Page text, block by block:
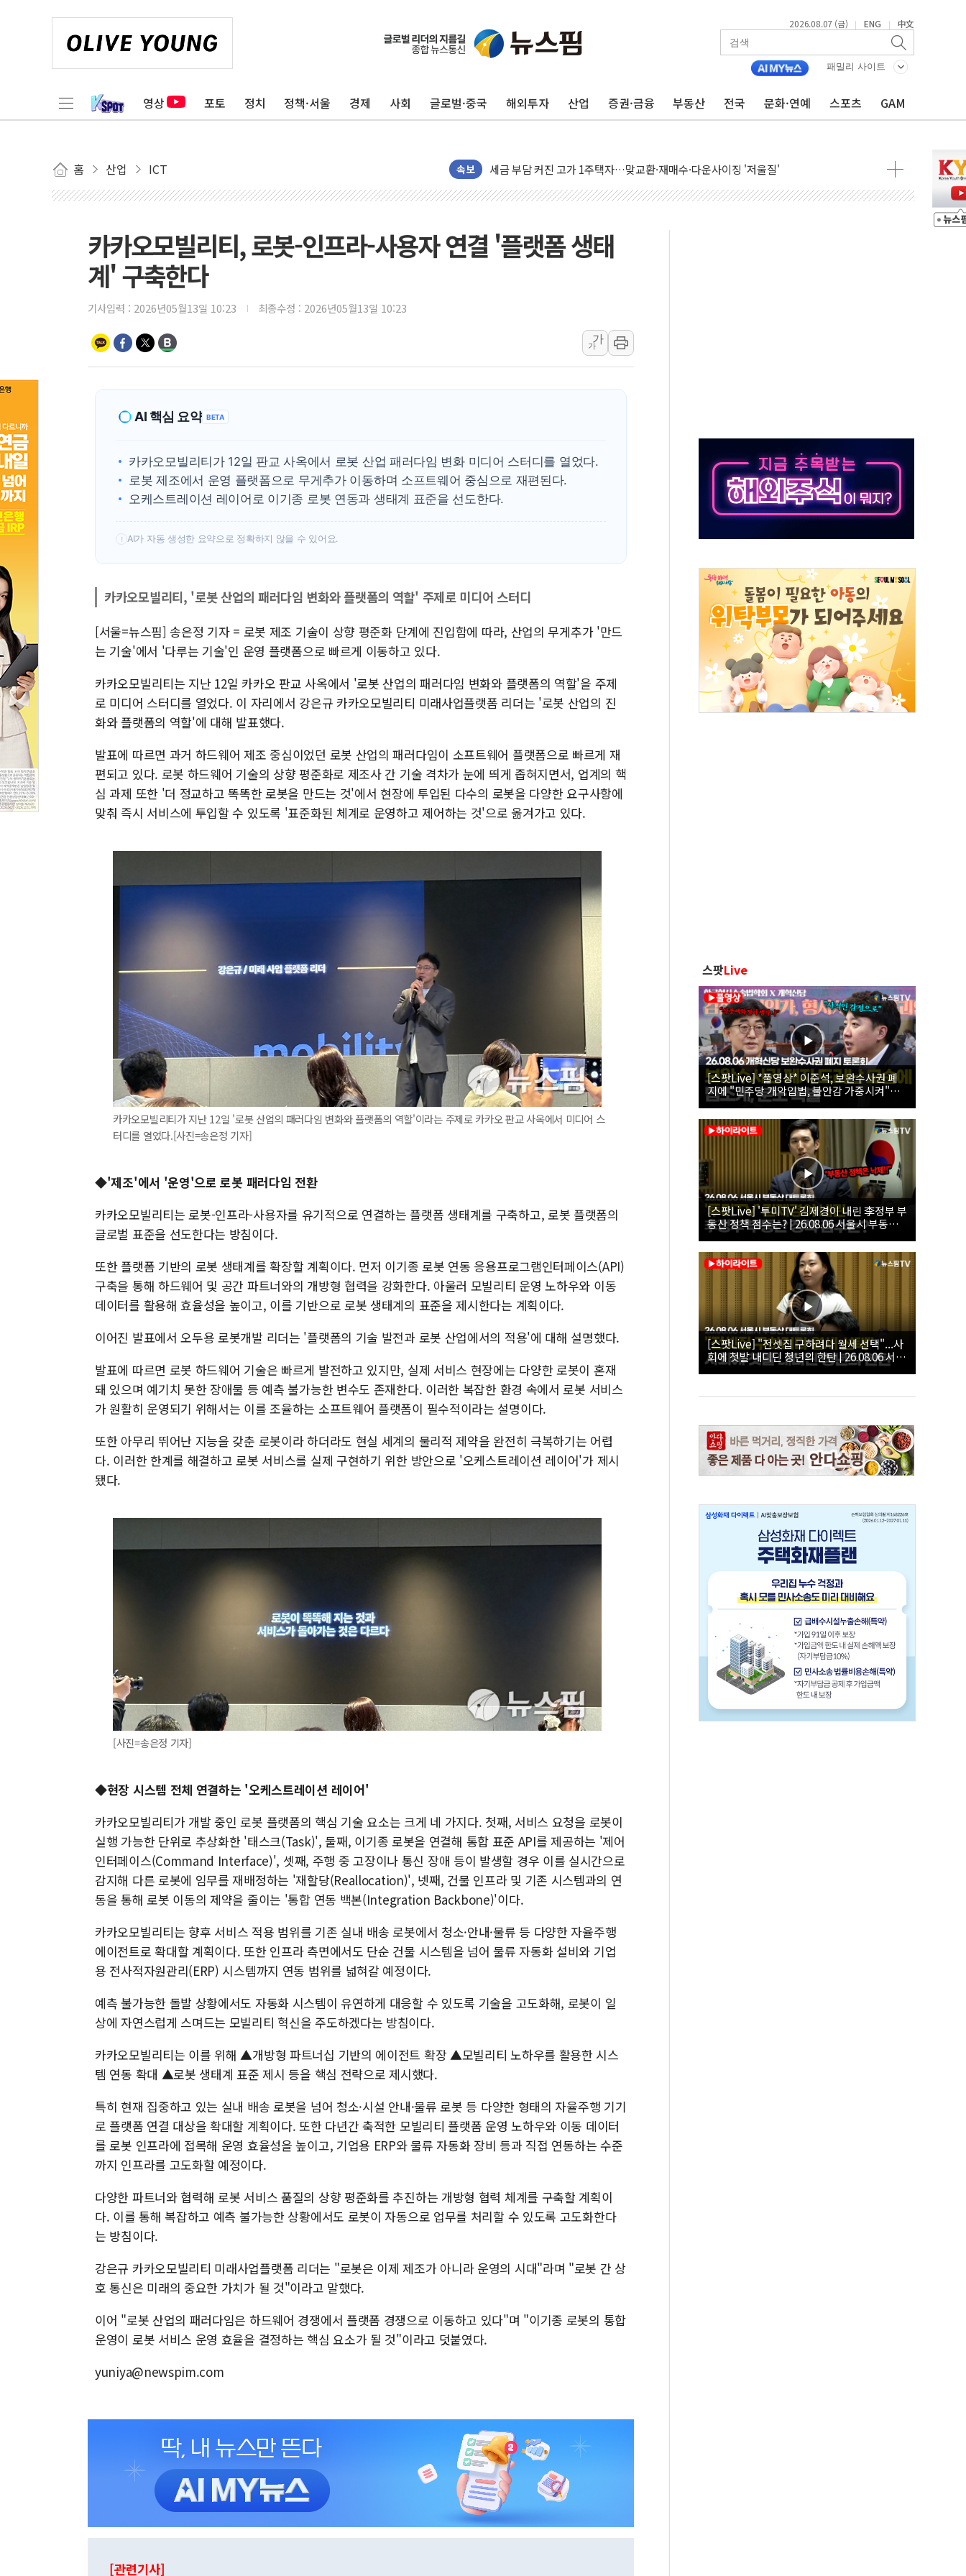
2026.08.07 (금) | ENG | 中文
패밀리 사이트
영상 포토 정치 정책·서울 경제 사회 글로벌·중국 해외투자 산업 증권·금융 부동산 전국 문화·연예 스포츠 GAM
홈 산업 ICT 속보
현대리바트, 원가 개선으로 실적 방어…다음 과제는 '외형 확대'
세금 부담 커진 고가 1주택자…맞교환·재매수·다운사이징 '저울질'
[금/유가] 이란의 호르무즈 해협 통항 제한 검토에 유가 3% 급등…금값 보합
이란, 오만과 호르무즈 해협 재개방 합의 막바지.."美와 직접 협상 없어"
[민주 당권주자 일정] 송영길·정청래·김민석 후보 - 8월 7일
이란, 美·이스라엘 선박 호르무즈 통항 제한 추진…美 "통행 막을 권한 없어"
유럽증시, 견조한 실적 소화하며 대부분 상승… "2분기 기업 순이익 21% 증가" 전망
김정관 장관 "영업이익 N% 성과급 반대…상법·자본시장법 개정 논의"
뉴욕증시 프리뷰, 미 주가선물 AI주 차익실현 속 혼조세...웨스턴디지털·샌디스크↓
청와대, 북한 단거리 탄도미사일 발사에 긴급 안보 점검회의
금값 7주 만에 최고…美 고용 둔화·호르무즈 재개방 기대에 강세
[인도증시] 중동 긴장 완화에 실적 호조까지, 상승...호실적 보고 기업 상승세 뚜렷
카카오모빌리티, 로봇-인프라-사용자 연결 '플랫폼 생태
계' 구축한다
기사입력 : 2026년05월13일 10:23 최종수정 : 2026년05월13일 10:23
가
가
AI 핵심 요약 BETA
카카오모빌리티가 12일 판교 사옥에서 로봇 산업 패러다임 변화 미디어 스터디를 열었다.
로봇 제조에서 운영 플랫폼으로 무게추가 이동하며 소프트웨어 중심으로 재편된다.
오케스트레이션 레이어로 이기종 로봇 연동과 생태계 표준을 선도한다.
! AI가 자동 생성한 요약으로 정확하지 않을 수 있어요.
카카오모빌리티, '로봇 산업의 패러다임 변화와 플랫폼의 역할' 주제로 미디어 스터디
[서울=뉴스핌] 송은정 기자 = 로봇 제조 기술이 상향 평준화 단계에 진입함에 따라, 산업의 무게추가 '만드
는 기술'에서 '다루는 기술'인 운영 플랫폼으로 빠르게 이동하고 있다.
카카오모빌리티는 지난 12일 카카오 판교 사옥에서 '로봇 산업의 패러다임 변화와 플랫폼의 역할'을 주제
로 미디어 스터디를 열었다. 이 자리에서 강은규 카카오모빌리티 미래사업플랫폼 리더는 '로봇 산업의 진
화와 플랫폼의 역할'에 대해 발표했다.
발표에 따르면 과거 하드웨어 제조 중심이었던 로봇 산업의 패러다임이 소프트웨어 플랫폼으로 빠르게 재
편되고 있다. 로봇 하드웨어 기술의 상향 평준화로 제조사 간 기술 격차가 눈에 띄게 좁혀지면서, 업계의 핵
심 과제 또한 '더 정교하고 똑똑한 로봇을 만드는 것'에서 현장에 투입된 다수의 로봇을 다양한 요구사항에
맞춰 즉시 서비스에 투입할 수 있도록 '표준화된 체계로 운영하고 제어하는 것'으로 옮겨가고 있다.
카카오모빌리티가 지난 12일 '로봇 산업의 패러다임 변화와 플랫폼의 역할'이라는 주제로 카카오 판교 사옥에서 미디어 스
터디를 열었다.[사진=송은정 기자]
◆'제조'에서 '운영'으로 로봇 패러다임 전환
카카오모빌리티는 로봇-인프라-사용자를 유기적으로 연결하는 플랫폼 생태계를 구축하고, 로봇 플랫폼의
글로벌 표준을 선도한다는 방침이다.
또한 플랫폼 기반의 로봇 생태계를 확장할 계획이다. 먼저 이기종 로봇 연동 응용프로그램인터페이스(API)
구축을 통해 하드웨어 및 공간 파트너와의 개방형 협력을 강화한다. 아울러 모빌리티 운영 노하우와 이동
데이터를 활용해 효율성을 높이고, 이를 기반으로 로봇 생태계의 표준을 제시한다는 계획이다.
이어진 발표에서 오두용 로봇개발 리더는 '플랫폼의 기술 발전과 로봇 산업에서의 적용'에 대해 설명했다.
발표에 따르면 로봇 하드웨어 기술은 빠르게 발전하고 있지만, 실제 서비스 현장에는 다양한 로봇이 혼재
돼 있으며 예기치 못한 장애물 등 예측 불가능한 변수도 존재한다. 이러한 복잡한 환경 속에서 로봇 서비스
가 원활히 운영되기 위해서는 이를 조율하는 소프트웨어 플랫폼이 필수적이라는 설명이다.
또한 아무리 뛰어난 지능을 갖춘 로봇이라 하더라도 현실 세계의 물리적 제약을 완전히 극복하기는 어렵
다. 이러한 한계를 해결하고 로봇 서비스를 실제 구현하기 위한 방안으로 '오케스트레이션 레이어'가 제시
됐다.
[사진=송은정 기자]
◆현장 시스템 전체 연결하는 '오케스트레이션 레이어'
카카오모빌리티가 개발 중인 로봇 플랫폼의 핵심 기술 요소는 크게 네 가지다. 첫째, 서비스 요청을 로봇이
실행 가능한 단위로 추상화한 '태스크(Task)', 둘째, 이기종 로봇을 연결해 통합 표준 API를 제공하는 '제어
인터페이스(Command Interface)', 셋째, 주행 중 고장이나 통신 장애 등이 발생할 경우 이를 실시간으로
감지해 다른 로봇에 임무를 재배정하는 '재할당(Reallocation)', 넷째, 건물 인프라 및 기존 시스템과의 연
동을 통해 로봇 이동의 제약을 줄이는 '통합 연동 백본(Integration Backbone)'이다.
카카오모빌리티는 향후 서비스 적용 범위를 기존 실내 배송 로봇에서 청소·안내·물류 등 다양한 자율주행
에이전트로 확대할 계획이다. 또한 인프라 측면에서도 단순 건물 시스템을 넘어 물류 자동화 설비와 기업
용 전사적자원관리(ERP) 시스템까지 연동 범위를 넓혀갈 예정이다.
예측 불가능한 돌발 상황에서도 자동화 시스템이 유연하게 대응할 수 있도록 기술을 고도화해, 로봇이 일
상에 자연스럽게 스며드는 모빌리티 혁신을 주도하겠다는 방침이다.
카카오모빌리티는 이를 위해 ▲개방형 파트너십 기반의 에이전트 확장 ▲모빌리티 노하우를 활용한 시스
템 연동 확대 ▲로봇 생태계 표준 제시 등을 핵심 전략으로 제시했다.
특히 현재 집중하고 있는 실내 배송 로봇을 넘어 청소·시설 안내·물류 로봇 등 다양한 형태의 자율주행 기기
로 플랫폼 연결 대상을 확대할 계획이다. 또한 다년간 축적한 모빌리티 플랫폼 운영 노하우와 이동 데이터
를 로봇 인프라에 접목해 운영 효율성을 높이고, 기업용 ERP와 물류 자동화 장비 등과 직접 연동하는 수준
까지 인프라를 고도화할 예정이다.
다양한 파트너와 협력해 로봇 서비스 품질의 상향 평준화를 추진하는 개방형 협력 체계를 구축할 계획이
다. 이를 통해 복잡하고 예측 불가능한 상황에서도 로봇이 자동으로 업무를 처리할 수 있도록 고도화한다
는 방침이다.
강은규 카카오모빌리티 미래사업플랫폼 리더는 "로봇은 이제 제조가 아니라 운영의 시대"라며 "로봇 간 상
호 통신은 미래의 중요한 가치가 될 것"이라고 말했다.
이어 "로봇 산업의 패러다임은 하드웨어 경쟁에서 플랫폼 경쟁으로 이동하고 있다"며 "이기종 로봇의 통합
운영이 로봇 서비스 운영 효율을 결정하는 핵심 요소가 될 것"이라고 덧붙였다.
yuniya@newspim.com
[관련기사]
스팟Live
[스팟Live] *풀영상* 이준석, 보완수사권 폐
지에 "민주당 개악입법, 불안감 가중시켜"｜
26.08.06 개혁신당 보완수사권 폐지 토론회
[스팟Live] '투미TV' 김제경이 내린 李정부 부
동산 정책 점수는? | 26.08.06 서울시 부동산
대토론회
[스팟Live] "전셋집 구하려다 월세 선택"...사
회에 첫발 내디딘 청년의 한탄 | 26.08.06 서울
시 부동산 대토론회